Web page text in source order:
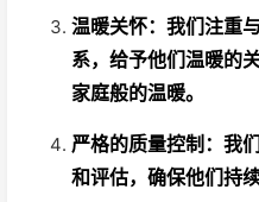
温暖关怀：我们注重
系，给予他们温暖的
家庭般的温暖。
严格的质量控制：我
和评估，确保他们持